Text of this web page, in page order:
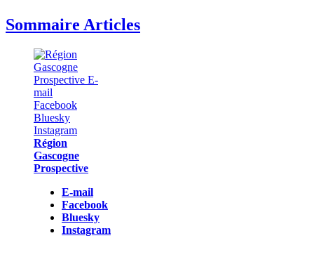
Sommaire Articles
Région
Gascogne
Prospective
E-mail
Facebook
Bluesky
Instagram